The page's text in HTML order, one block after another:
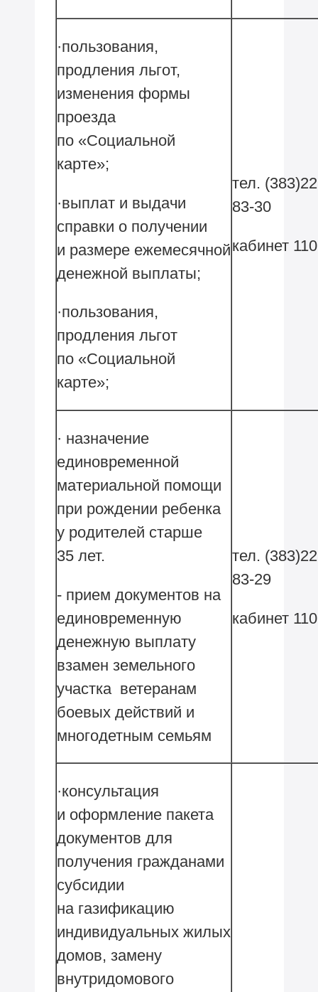
·пользования,
продления льгот,
изменения формы
проезда
по «Социальной
карте»;
·выплат и выдачи
справки о получении
и размере ежемесячной
денежной выплаты;
·пользования,
продления льгот
по «Социальной
карте»;
тел.
83-30
кабинет
· назначение
единовременной
материальной помощи
при рождении ребенка
у родителей старше
35 лет.
- прием документов на
единовременную
денежную выплату
взамен земельного
участка ветеранам
боевых действий и
многодетным семьям
тел.
83-29
кабинет
·консультация
и оформление пакета
документов для
получения гражданами
субсидии
на газификацию
индивидуальных жилых
домов, замену
внутридомового